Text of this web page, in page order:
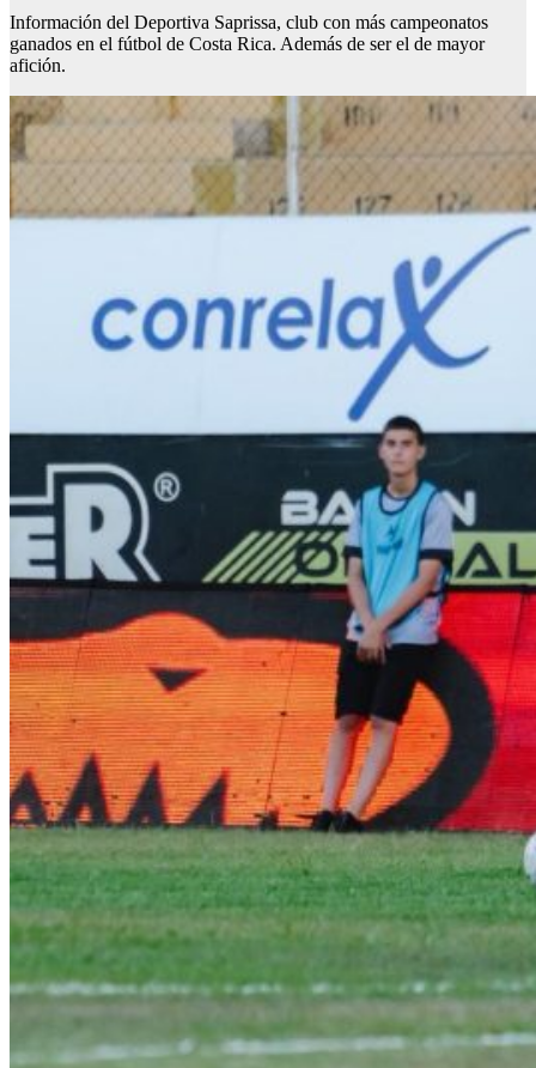
Información del Deportiva Saprissa, club con más campeonatos
ganados en el fútbol de Costa Rica. Además de ser el de mayor
afición.